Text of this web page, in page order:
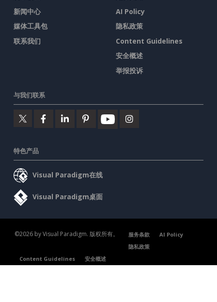
新闻中心
媒体工具包
联系我们
AI Policy
隐私政策
Content Guidelines
安全概述
举报投诉
与我们联系
特色产品
Visual Paradigm在线
Visual Paradigm桌面
©2026 by Visual Paradigm. 版权所有。 服务条款
AI Policy
隐私政策
Content Guidelines
安全概述